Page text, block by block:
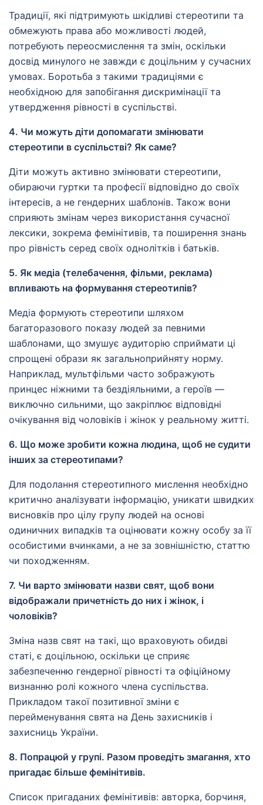
Традиції, які підтримують шкідливі стереотипи та
обмежують права або можливості людей,
потребують переосмислення та змін, оскільки
досвід минулого не завжди є доцільним у сучасних
умовах. Боротьба з такими традиціями є
необхідною для запобігання дискримінації та
утвердження рівності в суспільстві.
4. Чи можуть діти допомагати змінювати
стереотипи в суспільстві? Як саме?
Діти можуть активно змінювати стереотипи,
обираючи гуртки та професії відповідно до своїх
інтересів, а не гендерних шаблонів. Також вони
сприяють змінам через використання сучасної
лексики, зокрема фемінітивів, та поширення знань
про рівність серед своїх однолітків і батьків.
5. Як медіа (телебачення, фільми, реклама)
впливають на формування стереотипів?
Медіа формують стереотипи шляхом
багаторазового показу людей за певними
шаблонами, що змушує аудиторію сприймати ці
спрощені образи як загальноприйняту норму.
Наприклад, мультфільми часто зображують
принцес ніжними та бездіяльними, а героїв —
виключно сильними, що закріплює відповідні
очікування від чоловіків і жінок у реальному житті.
6. Що може зробити кожна людина, щоб не судити
інших за стереотипами?
Для подолання стереотипного мислення необхідно
критично аналізувати інформацію, уникати швидких
висновків про цілу групу людей на основі
одиничних випадків та оцінювати кожну особу за її
особистими вчинками, а не за зовнішністю, статтю
чи походженням.
7. Чи варто змінювати назви свят, щоб вони
відображали причетність до них і жінок, і
чоловіків?
Зміна назв свят на такі, що враховують обидві
статі, є доцільною, оскільки це сприяє
забезпеченню гендерної рівності та офіційному
визнанню ролі кожного члена суспільства.
Прикладом такої позитивної зміни є
перейменування свята на День захисників і
захисниць України.
8. Попрацюй у групі. Разом проведіть змагання, хто
пригадає більше фемінітивів.
Список пригаданих фемінітивів: авторка, борчиня,